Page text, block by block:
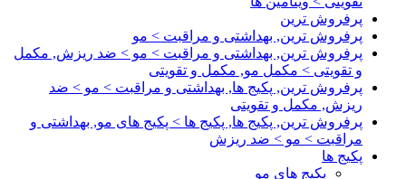
پرفروش ترین
پرفروش ترین, بهداشتی و مراقبت > مو
پرفروش ترین, بهداشتی و مراقبت > مو > ضد ریزش, مکمل
و تقویتی > مکمل مو, مکمل و تقویتی
پرفروش ترین, پکیج ها, بهداشتی و مراقبت > مو > ضد
ریزش, مکمل و تقویتی
پرفروش ترین, پکیج ها, پکیج ها > پکیج های مو, بهداشتی و
مراقبت > مو > ضد ریزش
پکیج ها
پکیج های مو